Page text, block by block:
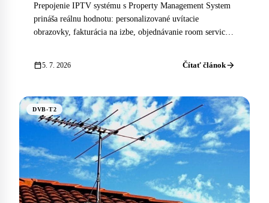
Prepojenie IPTV systému s Property Management System
prináša reálnu hodnotu: personalizované uvítacie
obrazovky, fakturácia na izbe, objednávanie room service a
calendar_today5. 7. 2026 Čítať článokarrow_forward
DVB-T2